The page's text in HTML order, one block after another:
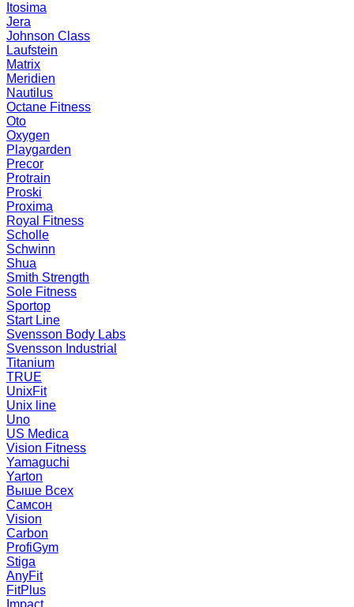
Itosima
Jera
Johnson Class
Laufstein
Matrix
Meridien
Nautilus
Octane Fitness
Oto
Oxygen
Playgarden
Precor
Protrain
Proski
Proxima
Royal Fitness
Scholle
Schwinn
Shua
Smith Strength
Sole Fitness
Sportop
Start Line
Svensson Body Labs
Svensson Industrial
Titanium
TRUE
UnixFit
Unix line
Uno
US Medica
Vision Fitness
Yamaguchi
Yarton
Выше Всех
Самсон
Vision
Carbon
ProfiGym
Stiga
AnyFit
FitPlus
Impact